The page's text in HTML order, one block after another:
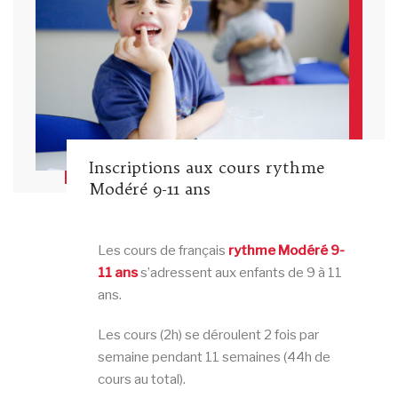
Inscriptions aux cours rythme
Modéré 9-11 ans
Les cours de français rythme Modéré 9-
11 anss’adressent aux enfants de 9 à 11
ans.
Les cours (2h) se déroulent 2 fois par
semaine pendant 11 semaines (44h de
cours au total).